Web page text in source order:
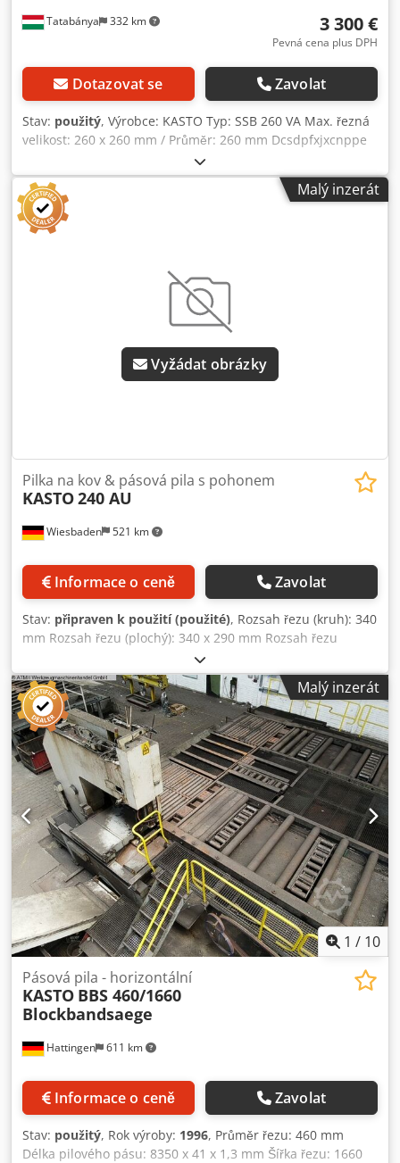
Tatabánya 332 km 3 300 €
Pevná cena plus DPH
Dotazovat se Zavolat
Stav: použitý, Výrobce: KASTO Typ: SSB 260 VA Max. řezná
velikost: 260 x 260 mm / Průměr: 260 mm Dcsdpfxjxcnppe
Malý inzerát
Vyžádat obrázky
Wiesbaden 521 km
Pilka na kov & pásová pila s pohonem
KASTO240 AU
Informace o ceně Zavolat
Stav: připraven k použití (použité), Rozsah řezu (kruh): 340
mm Rozsah řezu (plochý): 340 x 290 mm Rozsah řezu
(čtvercový): 325 x 325 mm Rozměry pilového kotouče: 600 x
52 x 2,5 mm Pohonný motor: 380 V, 6 kW Dsdpfjznvnksx
Aipock Požadovaný prostor: 2100 x 2100 x 1470 mm
Hmotnost, přibližně: 1840 kg
Malý inzerát
1 / 10
Hattingen 611 km
Pásová pila - horizontální
KASTO BBS 460/1660
Blockbandsaege
Informace o ceně Zavolat
Stav: použitý, Rok výroby: 1996, Průměr řezu: 460 mm
Délka pilového pásu: 8350 x 41 x 1,3 mm Šířka řezu: 1660